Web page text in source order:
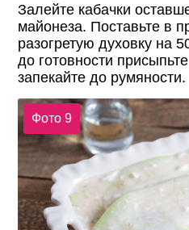
Залейте кабачки
майонеза. Поставьте в
разогретую духовку на
до готовности
запекайте до румяности.
Фото 9